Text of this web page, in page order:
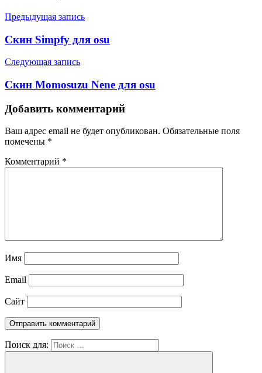
Предыдущая запись
Скин Simpfy для osu
Следующая запись
Скин Momosuzu Nene для osu
Добавить комментарий
Ваш адрес email не будет опубликован. Обязательные поля
помечены *
Комментарий *
Имя
Email
Сайт
Поиск для: